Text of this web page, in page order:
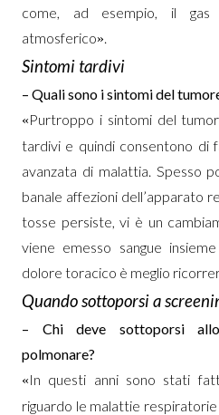
come, ad esempio, il gas
atmosferico».
Sintomi tardivi
– Quali sono i sintomi del
«Purtroppo i sintomi del
tardivi e quindi consentono di
avanzata di malattia. Spesso
banale affezioni dell’apparato
tosse persiste, vi è un
viene emesso sangue
dolore toracico è meglio
Quando sottoporsi a
– Chi deve sottoporsi
polmonare?
«In questi anni sono stati
riguardo le malattie